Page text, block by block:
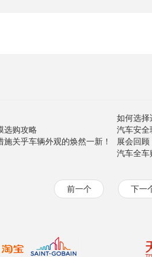
选购攻略
关乎车辆外观的焕然一新！
如何选择
汽车安
展会回
汽车全车
前一个 下一